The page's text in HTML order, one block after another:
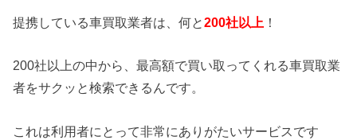
提携している車買取業者は、何と200社以上 ！
200社以上の中から、最高額で買い取ってくれる車買取業
者をサクッと検索できるんです。
これは利用者にとって非常にありがたいサービスです